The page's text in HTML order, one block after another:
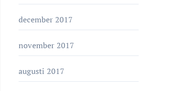
december 2017
november 2017
augusti 2017